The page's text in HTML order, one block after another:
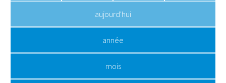
aujourd'hui
année
mois